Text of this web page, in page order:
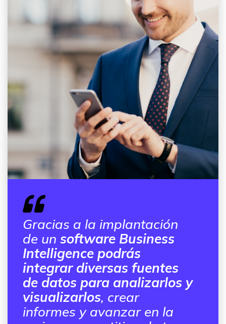
Gracias a la implantación
de un software Business
Intelligence podrás
integrar diversas fuentes
de datos para analizarlos y
visualizarlos, crear
informes y avanzar en la